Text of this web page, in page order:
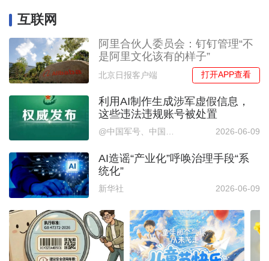
互联网
阿里合伙人委员会：钉钉管理“不
是阿里文化该有的样子”
北京日报客户端 打开APP查看
利用AI制作生成涉军虚假信息，
这些违法违规账号被处置
2026-06-09
AI造谣“产业化”呼唤治理手段“系
统化”
新华社 2026-06-09